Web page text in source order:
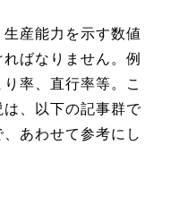
産能力を示す数値
ばなりません。例
率、直行率等。こ
は、以下の記事群で
あわせて参考にし